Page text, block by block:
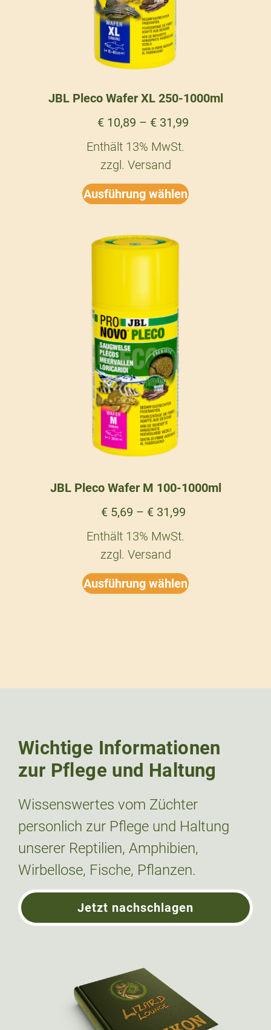
JBL Pleco Wafer XL 250-1000ml
€ 10,89 – € 31,99
Enthält 13% MwSt.
zzgl. Versand
Ausführung wählen
JBL Pleco Wafer M 100-1000ml
€5,69 – €31,99
Enthält 13% MwSt.
zzgl. Versand
Ausführung wählen
Wichtige Informationen
zur Pflege und Haltung
Wissenswertes vom Züchter
personlich zur Pflege und Haltung
unserer Reptilien, Amphibien,
Wirbellose, Fische, Pflanzen.
Jetzt nachschlagen